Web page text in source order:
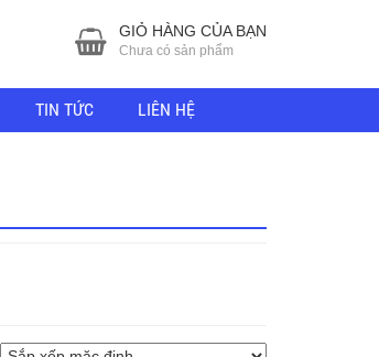
GIỎ HÀNG CỦA BẠN
Chưa có sản phẩm
TIN TỨC LIÊN HỆ